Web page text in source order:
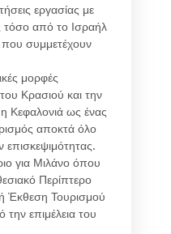
εργασίας με
τόσο από το Ισραήλ
συμμετέχουν
μορφές
Κρασιού και την
Κεφαλονιά ως ένας
αποκτά όλο
επισκεψιμότητας.
για Μιλάνο όπου
Περίπτερο
Έκθεση Τουρισμού
την επιμέλεια του